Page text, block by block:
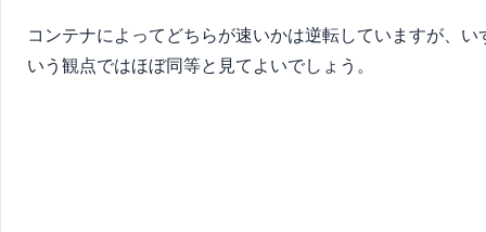
コンテナによってどちらが速いかは逆転していますが、
いう観点ではほぼ同等と見てよいでしょう。